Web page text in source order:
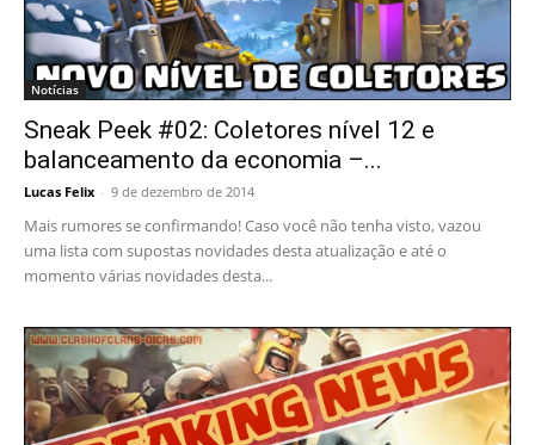
Notícias
Sneak Peek #02: Coletores nível 12 e
balanceamento da economia –...
Lucas Felix - 9 de dezembro de 2014
Mais rumores se confirmando! Caso você não tenha visto, vazou
uma lista com supostas novidades desta atualização e até o
momento várias novidades desta...